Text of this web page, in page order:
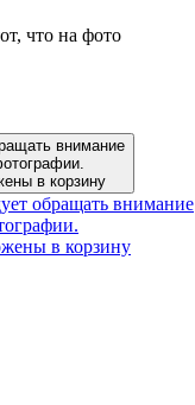
что на фото
внимание
в корзину
обращать внимание
в корзину